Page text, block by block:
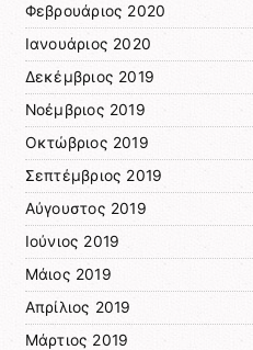
Φεβρουάριος 2020
Ιανουάριος 2020
Δεκέμβριος 2019
Νοέμβριος 2019
Οκτώβριος 2019
Σεπτέμβριος 2019
Αύγουστος 2019
Ιούνιος 2019
Μάιος 2019
Απρίλιος 2019
Μάρτιος 2019